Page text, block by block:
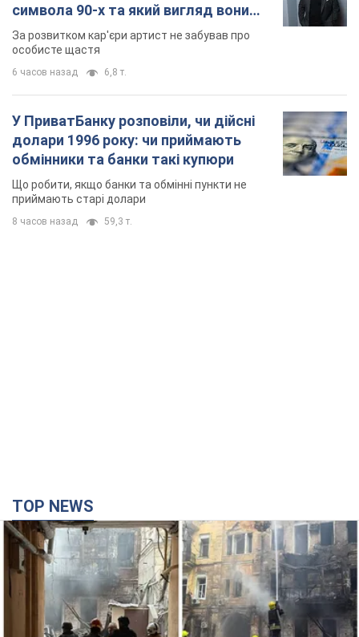
символа 90-х та який вигляд вони
мають
За розвитком кар'єри артист не забував про
особисте щастя
6 часов назад 6,8 т.
У ПриватБанку розповіли, чи дійсні
долари 1996 року: чи приймають
обмінники та банки такі купюри
Що робити, якщо банки та обмінні пункти не
приймають старі долари
8 часов назад 59,3 т.
TOP NEWS